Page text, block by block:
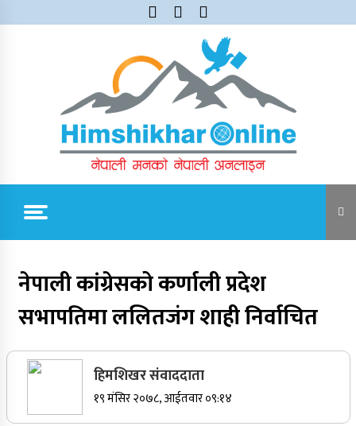
to
Himshikhar Online
जुम्लाबाट सुर्खेत र नेपालगञ्जतर्फ लैजाँदै गरिएको १८०
कार्टुन स्याउ प्रहरीले नियन्त्रणमा
सर्वोच्चले खारेज गर्‍यो दानबहादुर बुढाको रिट,
पदमुक्तिको निर्णय कायम
नेपाली कांग्रेसको कर्णाली प्रदेश
सभापतिमा ललितजंग शाही निर्वाचित
हिमशिखर संवाददाता
१९ मंसिर २०७८, आईतवार ०९:१४